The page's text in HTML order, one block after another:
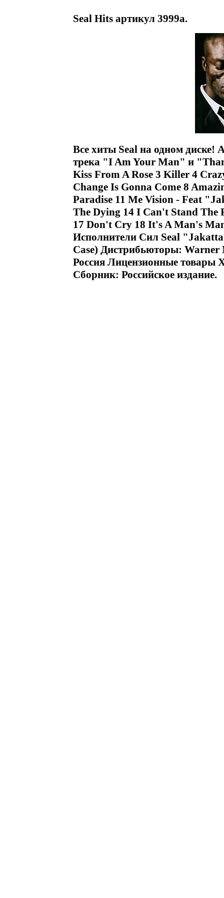
Seal Hits артикул 3999a.
Все хиты Seal на одном диске!
трека "I Am Your Man" и
Kiss From A Rose 3 Killer 4
Change Is Gonna Come 8
Paradise 11 Me Vision - Feat
The Dying 14 I Can't Stand The
17 Don't Cry 18 It's A Man's
Исполнители Сил Seal
Case) Дистрибьюторы:
Россия Лицензионные товары
Сборник: Российское издание.